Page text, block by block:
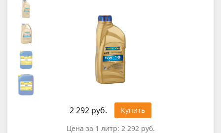
2 292 руб.
Купить
Цена за 1 литр: 2 292 руб.